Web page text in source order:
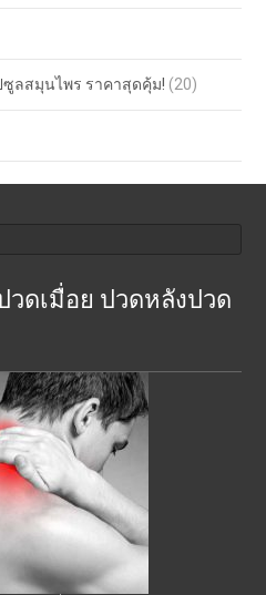
ลสมุนไพร ราคาสุดคุ้ม! (20)
วดเมื่อย ปวดหลังปวด